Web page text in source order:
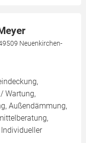
Neuenkirchen-
Wartung,
Außendämmung,